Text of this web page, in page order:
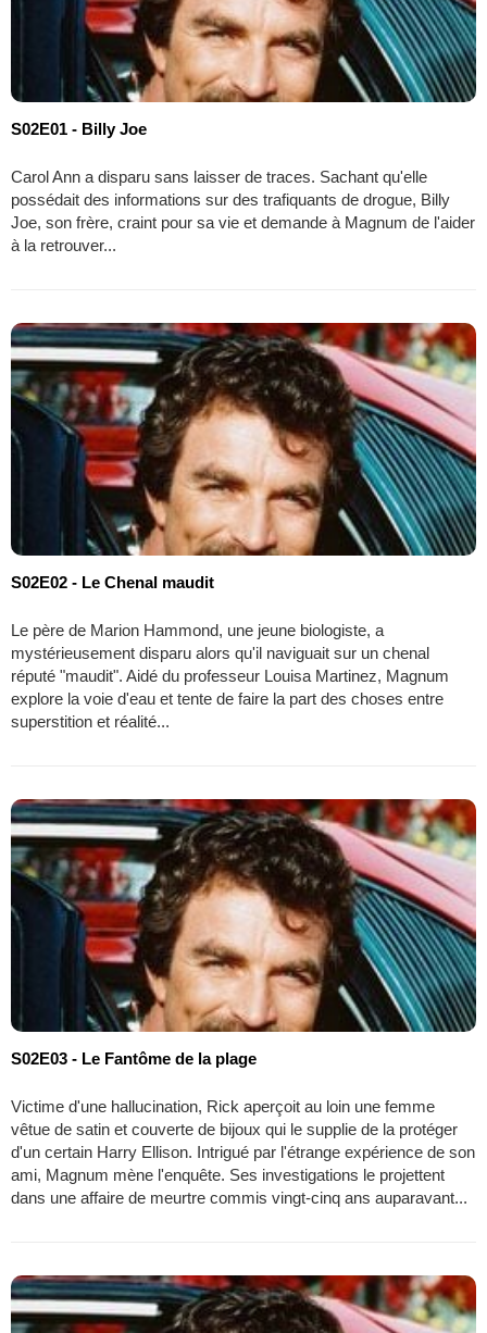
S02E01 - Billy Joe
Carol Ann a disparu sans laisser de traces. Sachant qu'elle
possédait des informations sur des trafiquants de drogue, Billy
Joe, son frère, craint pour sa vie et demande à Magnum de l'aider
à la retrouver...
S02E02 - Le Chenal maudit
Le père de Marion Hammond, une jeune biologiste, a
mystérieusement disparu alors qu'il naviguait sur un chenal
réputé "maudit". Aidé du professeur Louisa Martinez, Magnum
explore la voie d'eau et tente de faire la part des choses entre
superstition et réalité...
S02E03 - Le Fantôme de la plage
Victime d'une hallucination, Rick aperçoit au loin une femme
vêtue de satin et couverte de bijoux qui le supplie de la protéger
d'un certain Harry Ellison. Intrigué par l'étrange expérience de son
ami, Magnum mène l'enquête. Ses investigations le projettent
dans une affaire de meurtre commis vingt-cinq ans auparavant...